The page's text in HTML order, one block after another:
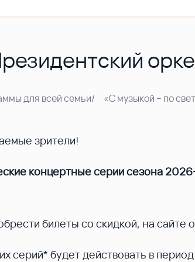
для всей семьи/ «С музыкой – по
зрители!
концертные серии сезона
билеты со скидкой, на сайте
серий* будет действовать в период